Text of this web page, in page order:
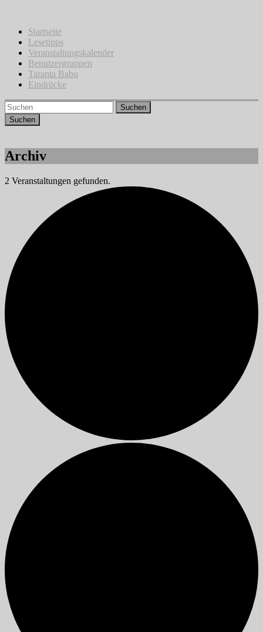
springenStartseite
Lesetipps
Veranstaltungskalender
Benutzergruppen
Taranta Babu
Eindrücke
Suchen
Archiv
2 Veranstaltungen gefunden.